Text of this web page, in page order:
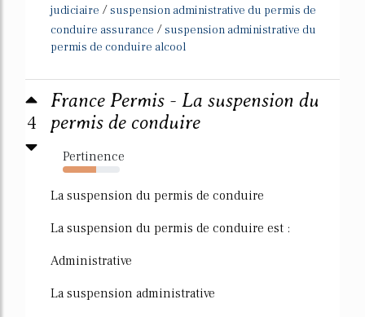
judiciaire /suspension administrative du permis de
conduire assurance /suspension administrative du
permis de conduire alcool
4
France Permis - La suspension du
permis de conduire
Pertinence
58%
La suspension du permis de conduire
La suspension du permis de conduire est :
Administrative
La suspension administrative